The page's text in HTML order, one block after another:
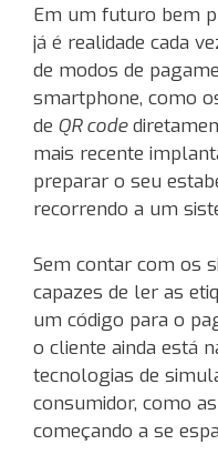
Em um futuro bem
já é realidade cada
de modos de
smartphone, como
de QR code
mais recente
preparar o seu
recorrendo a um
Sem contar com os
capazes de ler as
um código para o
o cliente ainda está
tecnologias de
consumidor, como
começando a se